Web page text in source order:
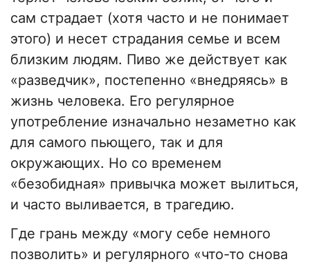
сам страдает (хотя часто и не понимает
этого) и несет страдания семье и всем
близким людям. Пиво же действует как
«разведчик», постепенно «внедряясь» в
жизнь человека. Его регулярное
употребление изначально незаметно как
для самого пьющего, так и для
окружающих. Но со временем
«безобидная» привычка может вылиться,
и часто выливается, в трагедию.
Где грань между «могу себе немного
позволить» и регулярного «что-то снова